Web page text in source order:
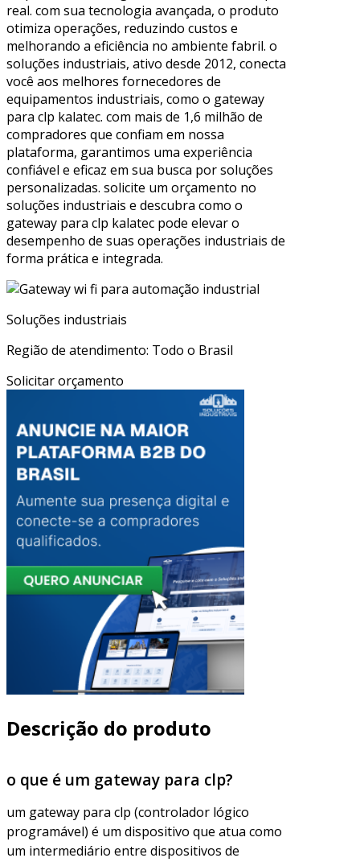
real. com sua tecnologia avançada, o produto
otimiza operações, reduzindo custos e
melhorando a eficiência no ambiente fabril. o
soluções industriais, ativo desde 2012, conecta
você aos melhores fornecedores de
equipamentos industriais, como o gateway
para clp kalatec. com mais de 1,6 milhão de
compradores que confiam em nossa
plataforma, garantimos uma experiência
confiável e eficaz em sua busca por soluções
personalizadas. solicite um orçamento no
soluções industriais e descubra como o
gateway para clp kalatec pode elevar o
desempenho de suas operações industriais de
forma prática e integrada.
Soluções industriais
Região de atendimento: Todo o Brasil
Solicitar orçamento
Descrição do produto
o que é um gateway para clp?
um gateway para clp (controlador lógico
programável) é um dispositivo que atua como
um intermediário entre dispositivos de